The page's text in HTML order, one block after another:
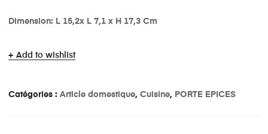
Dimension: L 15,2x L 7,1 x H 17,3 Cm
Add to wishlist
Catégories : Article domestique, Cuisine, PORTE EPICES